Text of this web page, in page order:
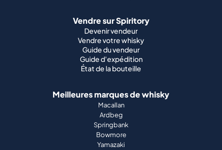
Vendre sur Spiritory
Devenir vendeur
Vendre votre whisky
Guide du vendeur
Guide d'expédition
État de la bouteille
Meilleures marques de whisky
Macallan
Ardbeg
Springbank
Bowmore
Yamazaki